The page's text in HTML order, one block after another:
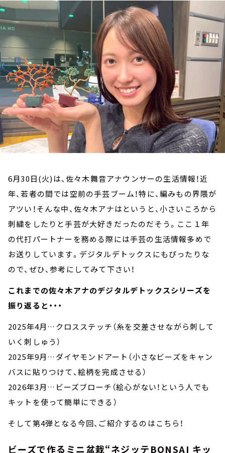
お知らせ
イベント・グッズ
YouTube
会社情報
6月30日(火)は、佐々木舞音アナウンサーの生活情報！近
年、若者の間では空前の手芸ブーム！特に、編みもの界隈が
アツい！そんな中、佐々木アナはというと、小さいころから
刺繍をしたりと手芸が大好きだったのだそう。ここ１年
の代打パートナーを務める際には手芸の生活情報多めで
お送りしています。デジタルデトックスにもぴったりな
ので、ぜひ、参考にしてみて下さい！
これまでの佐々木アナのデジタルデトックスシリーズを
振り返ると・・・
2025年4月…クロスステッチ（糸を交差させながら刺して
いく刺しゅう）
2025年9月…ダイヤモンドアート（小さなビーズをキャン
バスに貼りつけて、絵柄を完成させる）
2026年3月…ビーズブローチ（絵心がない！という人でも
キットを使って簡単にできる）
そして第4弾となる今回、ご紹介するのはこちら！
ビーズで作るミニ盆栽“ネジッテBONSAI キッ